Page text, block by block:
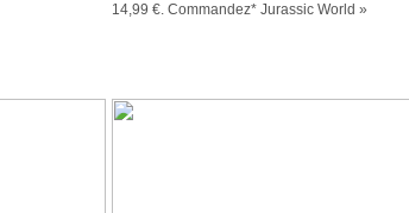
14,99 €. Commandez* Jurassic World »